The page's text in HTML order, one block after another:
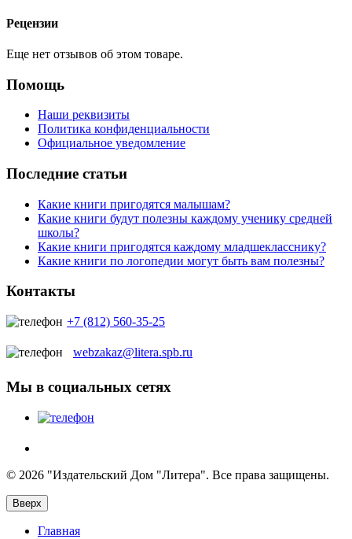
Рецензии
Еще нет отзывов об этом товаре.
Помощь
Наши реквизиты
Политика конфиденциальности
Официальное уведомление
Последние статьи
Какие книги пригодятся малышам?
Какие книги будут полезны каждому ученику средней
школы?
Какие книги пригодятся каждому младшекласснику?
Какие книги по логопедии могут быть вам полезны?
Контакты
+7 (812) 560-35-25
webzakaz@litera.spb.ru
Мы в социальных сетях
© 2026 "Издательский Дом "Литера". Все права защищены.
Вверх
Главная